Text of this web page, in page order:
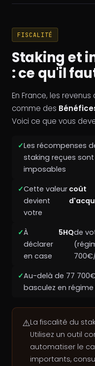
FISCALITÉ
Staking et
: ce qu'il
En France, les
comme des
Voici ce que vous
Les récompenses
staking reçues sont
imposables
Cette valeur
devient
votre
coût
À
déclarer
en case
5HQde
Au-delà de 77
basculez en régime
⚠️La fiscalité du
Utilisez un outil
automatiser le
importants,